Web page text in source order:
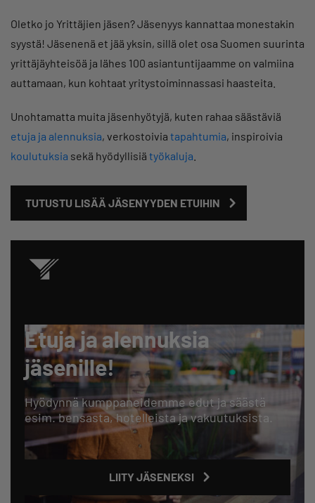
Oletko jo Yrittäjien jäsen? Jäsenyys kannattaa monestakin
syystä! Jäsenenä et jää yksin, sillä olet osa Suomen suurinta
yrittäjäyhteisöä ja lähes 100 asiantuntijaamme on valmiina
auttamaan, kun kohtaat yritystoiminnassasi haasteita.
Unohtamatta muita jäsenhyötyjä, kuten rahaa säästäviä
etuja ja alennuksia, verkostoivia tapahtumia, inspiroivia
koulutuksia sekä hyödyllisiä työkaluja
TUTUSTU LISÄÄ JÄSENYYDEN ETUIHIN
Etuja ja alennuksia
jäsenille!
Hyödynnä kumppaneidemme edut ja säästä
esim. bensasta, hotelleista ja vakuutuksista.
LIITY JÄSENEKSI